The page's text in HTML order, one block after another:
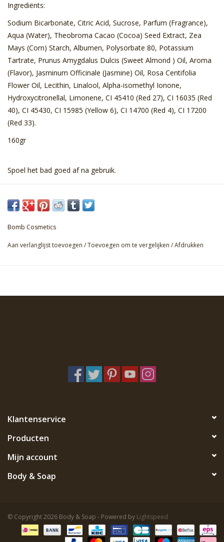
Ingrediënts:
Sodium Bicarbonate, Citric Acid, Sucrose, Parfum (Fragrance),
Aqua (Water), Theobroma Cacao (Cocoa) Seed Extract, Zea
Mays (Corn) Starch, Albumen, Polysorbate 80, Potassium
Tartrate, Prunus Amygdalus Dulcis (Sweet Almond ) Oil, Aroma
(Flavor), Jasminum Officinale (Jasmine) Oil, Rosa Centifolia
Flower Oil, Lecithin, Linalool, Alpha-isomethyl Ionone,
Hydroxycitronellal, Limonene, CI 45410 (Red 27), CI 16035 (Red
40), CI 45430, CI 15985 (Yellow 6), CI 14700 (Red 4), CI 17200
(Red 33).
160gr
Spoel het bad goed af na gebruik.
Bomb Cosmetics
Aan verlanglijst toevoegen /Toevoegen om te vergelijken /Afdrukken
Klantenservice
Producten
Mijn account
Body & Soap
© Copyright 2026 Body & Soap - Powered by Lightspeed